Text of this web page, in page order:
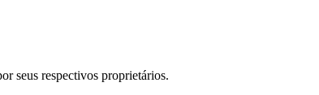
seus respectivos proprietários.